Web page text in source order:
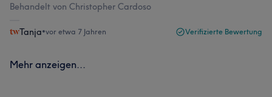
Behandelt von Christopher Cardoso
Tanja•vor etwa 7 Jahren Verifizierte Bewertung
Mehr anzeigen...